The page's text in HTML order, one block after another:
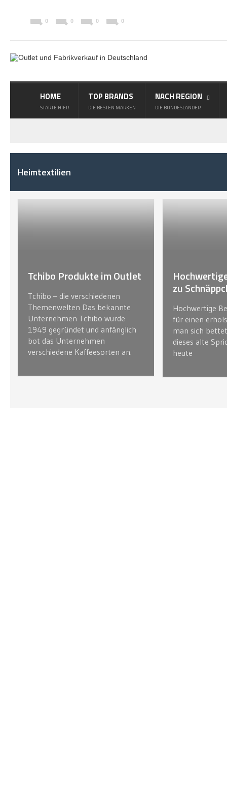
0 0 0 0
HOME
STARTE HIER
TOP BRANDS
DIE BESTEN MARKEN
NACH REGION
DIE BUNDESLÄNDER
Heimtextilien
Tchibo Produkte im Outlet
Tchibo – die verschiedenen
Themenwelten Das bekannte
Unternehmen Tchibo wurde
1949 gegründet und anfänglich
bot das Unternehmen
verschiedene Kaffeesorten an.
zu
Hochwertige
für einen
man sich
dieses alte
heute